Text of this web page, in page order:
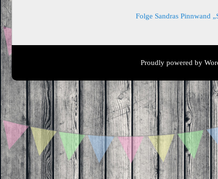
Folge Sandras Pinnwand
Proudly powered by